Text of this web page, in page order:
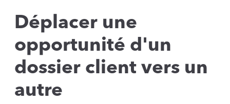
Déplacer une
opportunité d'un
dossier client vers un
autre